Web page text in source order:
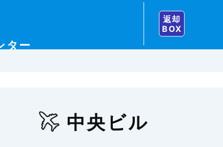
ター
返却
BOX
中央ビル